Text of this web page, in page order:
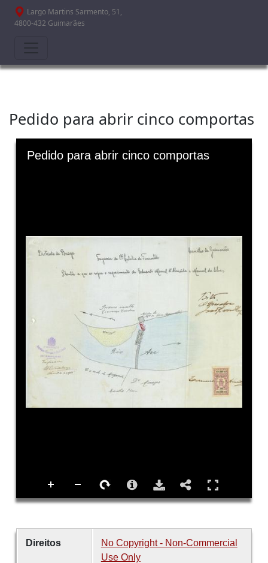
Passar para o conteúdo principal
Largo Martins Sarmento, 51,
4800-432 Guimarães
Pedido para abrir cinco comportas
Skip to downloads and alternative formats
Media Viewer
Pedido para abrir cinco comportas
Direitos
No Copyright - Non-Commercial
Use Only